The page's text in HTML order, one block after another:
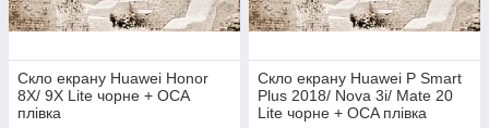
Скло екрану Huawei Honor
8X/ 9X Lite чорне + OCA
плівка
Скло екрану Huawei P Smart
Plus 2018/ Nova 3i/ Mate 20
Lite чорне + OCA плівка